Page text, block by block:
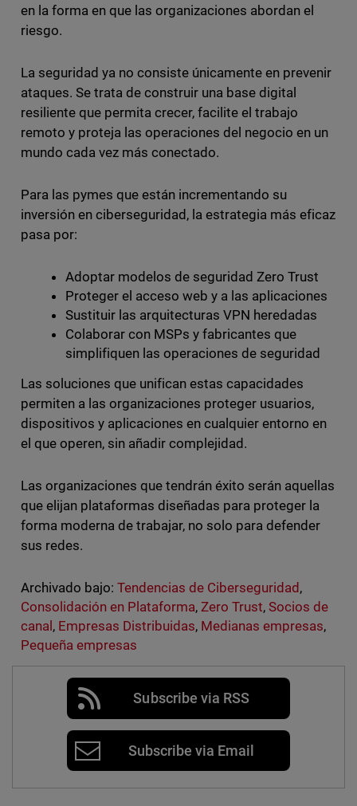
en la forma en que las organizaciones abordan el
riesgo.
La seguridad ya no consiste únicamente en prevenir
ataques. Se trata de construir una base digital
resiliente que permita crecer, facilite el trabajo
remoto y proteja las operaciones del negocio en un
mundo cada vez más conectado.
Para las pymes que están incrementando su
inversión en ciberseguridad, la estrategia más eficaz
pasa por:
Adoptar modelos de seguridad Zero Trust
Proteger el acceso web y a las aplicaciones
Sustituir las arquitecturas VPN heredadas
Colaborar con MSPs y fabricantes que
simplifiquen las operaciones de seguridad
Las soluciones que unifican estas capacidades
permiten a las organizaciones proteger usuarios,
dispositivos y aplicaciones en cualquier entorno en
el que operen, sin añadir complejidad.
Las organizaciones que tendrán éxito serán aquellas
que elijan plataformas diseñadas para proteger la
forma moderna de trabajar, no solo para defender
sus redes.
Archivado bajo: Tendencias de Ciberseguridad ,
Consolidación en Plataforma, Zero Trust,Socios de
canal , Empresas Distribuidas, Medianas empresas,
Pequeña empresas
Subscribe via RSS
Subscribe via Email